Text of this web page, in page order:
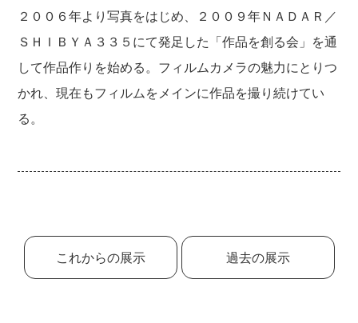
２００６年より写真をはじめ、２００９年ＮＡＤＡＲ／
ＳＨＩＢＹＡ３３５にて発足した「作品を創る会」を通
して作品作りを始める。フィルムカメラの魅力にとりつ
かれ、現在もフィルムをメインに作品を撮り続けてい
る。
これからの展示 過去の展示